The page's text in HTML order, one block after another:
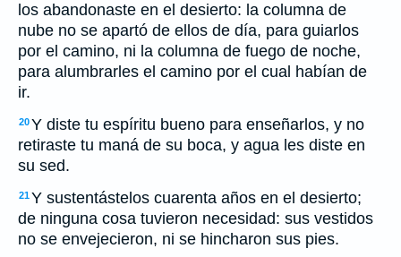
los abandonaste en el desierto: la columna de
nube no se apartó de ellos de día, para guiarlos
por el camino, ni la columna de fuego de noche,
para alumbrarles el camino por el cual habían de
ir.
20Y diste tu espíritu bueno para enseñarlos, y no
retiraste tu maná de su boca, y agua les diste en
su sed.
21Y sustentástelos cuarenta años en el desierto;
de ninguna cosa tuvieron necesidad: sus vestidos
no se envejecieron, ni se hincharon sus pies.